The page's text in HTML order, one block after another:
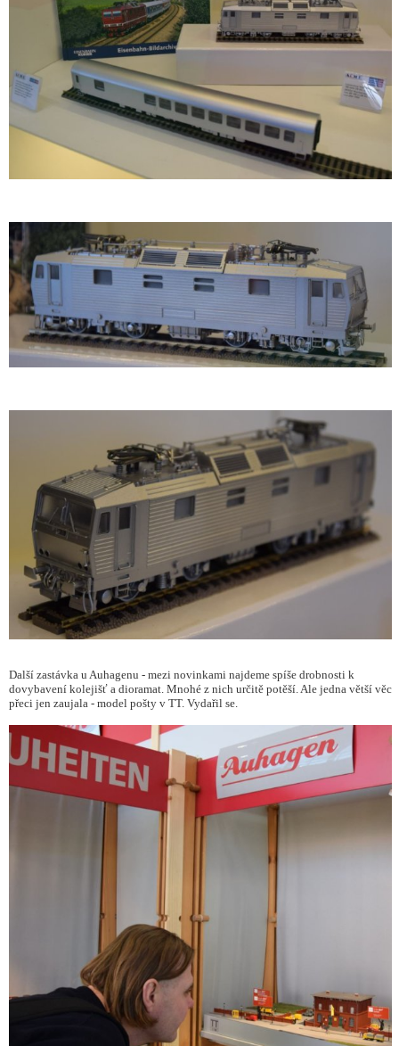
Další zastávka u Auhagenu - mezi novinkami najdeme spíše drobnosti k
dovybavení kolejišť a dioramat. Mnohé z nich určitě potěší. Ale jedna větší věc
přeci jen zaujala - model pošty v TT. Vydařil se.